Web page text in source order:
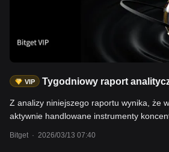
że nie doszło do systematycznego odpływu
mogą handlować powyższymi aktywami
kontrakty kryptowalutowe, Bitget CFD,
kryptowaluty itp.
VIP Tygodniowy raport
Z analizy niniejszego raportu wynika, że
aktywnie handlowane instrumenty
Bitget · 2026/03/13 07:40